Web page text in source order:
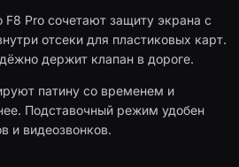
Pro сочетают защиту экрана с
отсеки для пластиковых карт.
держит клапан в дороге.
патину со временем и
Подставочный режим удобен
и видеозвонков.